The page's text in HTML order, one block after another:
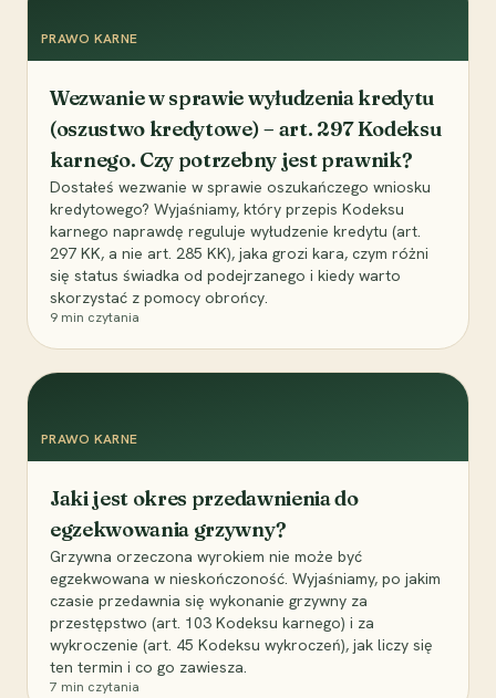
PRAWO KARNE
Wezwanie w sprawie wyłudzenia kredytu
(oszustwo kredytowe) – art. 297 Kodeksu
karnego. Czy potrzebny jest prawnik?
Dostałeś wezwanie w sprawie oszukańczego wniosku
kredytowego? Wyjaśniamy, który przepis Kodeksu
karnego naprawdę reguluje wyłudzenie kredytu (art.
297 KK, a nie art. 285 KK), jaka grozi kara, czym różni
się status świadka od podejrzanego i kiedy warto
skorzystać z pomocy obrońcy.
9 min czytania
PRAWO KARNE
Jaki jest okres przedawnienia do
egzekwowania grzywny?
Grzywna orzeczona wyrokiem nie może być
egzekwowana w nieskończoność. Wyjaśniamy, po jakim
czasie przedawnia się wykonanie grzywny za
przestępstwo (art. 103 Kodeksu karnego) i za
wykroczenie (art. 45 Kodeksu wykroczeń), jak liczy się
ten termin i co go zawiesza.
7 min czytania